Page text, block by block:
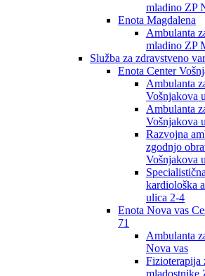
mladino ZP
Enota Magdalena
Ambulanta
mladino ZP
Služba za zdravstveno
Enota Center
Ambulanta
Vošnjakova
Ambulanta
Vošnjakova
Razvojna
zgodnjo
Vošnjakova
kardiološka
ulica 2-4
Enota Nova vas
71
Ambulanta
Nova vas
Fizioterapija
mladostnike